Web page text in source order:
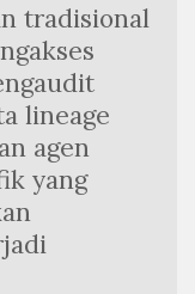
tradisional
lineage
agen
yang